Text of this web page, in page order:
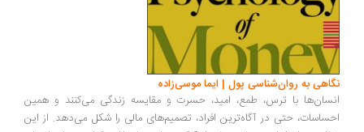
به روان‌شناسی پول | ایما موسی‌زاده
با ترس، طمع، امید، حسرت و مقایسه زندگی می‌کنند و همین
حتی در آگاه‌ترین افراد، تصمیم‌های مالی را شکل می‌دهد. از این